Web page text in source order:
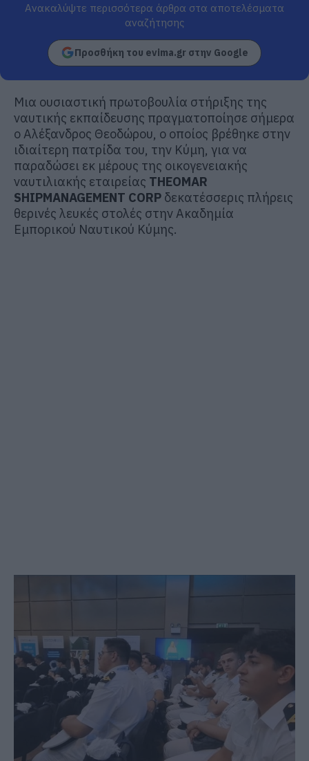
Ανακαλύψτε περισσότερα άρθρα στα αποτελέσματα
αναζήτησης
Προσθήκη του evima.gr στην Google
Μια ουσιαστική πρωτοβουλία στήριξης της
ναυτικής εκπαίδευσης πραγματοποίησε σήμερα
ο Αλέξανδρος Θεοδώρου, ο οποίος βρέθηκε στην
ιδιαίτερη πατρίδα του, την Κύμη, για να
παραδώσει εκ μέρους της οικογενειακής
ναυτιλιακής εταιρείας THEOMAR
SHIPMANAGEMENT CORP δεκατέσσερις πλήρεις
θερινές λευκές στολές στην Ακαδημία
Εμπορικού Ναυτικού Κύμης.